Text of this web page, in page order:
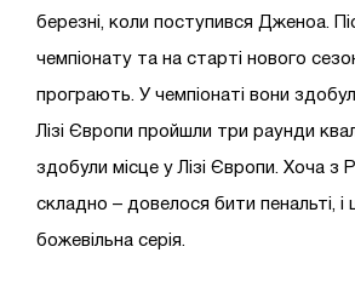
березні, коли поступився Дженоа.
чемпіонату та на старті нового
програють. У чемпіонаті вони
Лізі Європи пройшли три раунди
здобули місце у Лізі Європи. Хоча з
складно – довелося бити пенальті, і
божевільна серія.